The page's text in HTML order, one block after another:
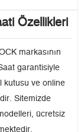
Özellikleri
markasının
garantisiyle
kutusu ve online
Sitemizde
ücretsiz